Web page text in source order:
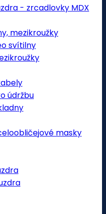
- zrcadlovky MDX
mezikroužky
svítilny
údržbu
masky